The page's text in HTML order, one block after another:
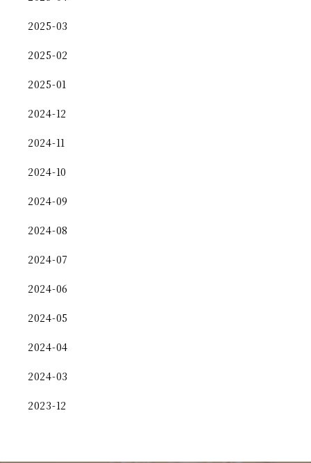
2025-03
2025-02
2025-01
2024-12
2024-11
2024-10
2024-09
2024-08
2024-07
2024-06
2024-05
2024-04
2024-03
2023-12